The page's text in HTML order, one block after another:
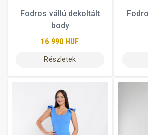
Fodros vállú dekoltált
body
16 990 HUF
Részletek